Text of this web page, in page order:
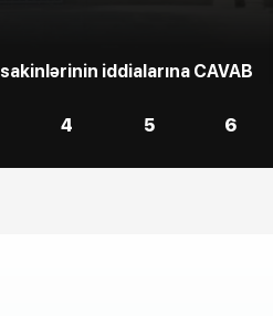
iddialarına CAVAB
4 5 6